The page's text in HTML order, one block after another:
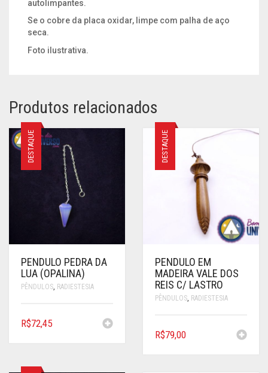
autolimpantes.
Se o cobre da placa oxidar, limpe com palha de aço
seca.
Foto ilustrativa.
Produtos relacionados
DESTAQUE
PENDULO PEDRA DA
LUA (OPALINA)
PÊNDULOS RADIESTESIA
R$72,45
DESTAQUE
PENDULO EM
MADEIRA VALE DOS
REIS C/ LASTRO
PÊNDULOS RADIESTESIA
R$79,00